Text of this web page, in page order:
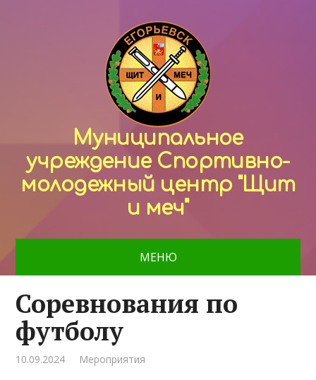
Муниципальное
учреждение Спортивно-
молодежный центр "Щит
и меч"
МЕНЮ
Соревнования по
футболу
10.09.2024 Мероприятия